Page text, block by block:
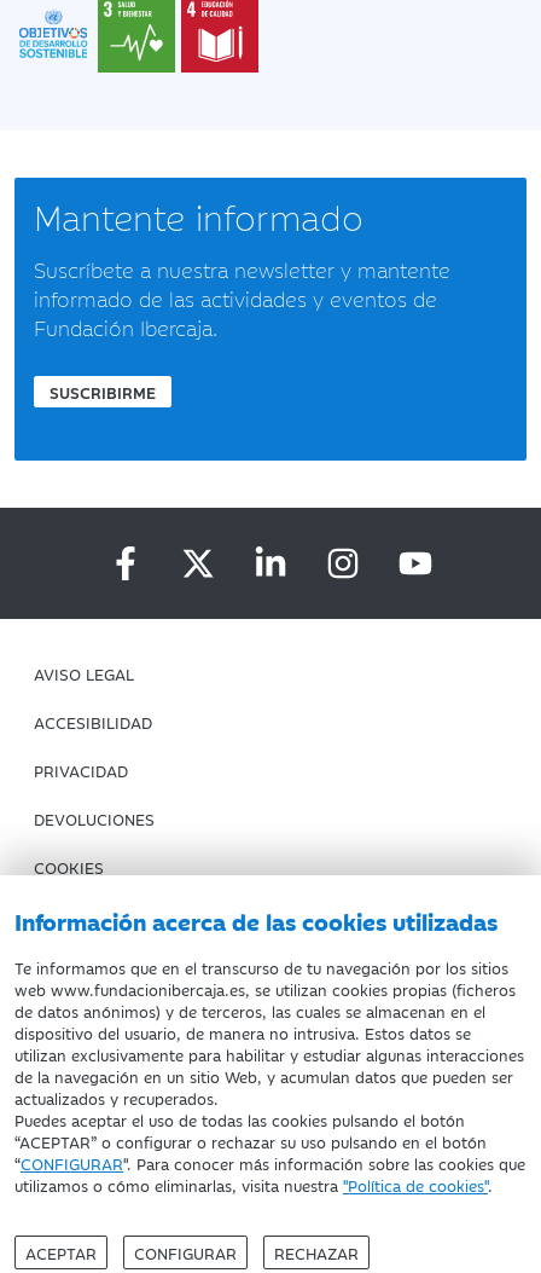
Información acerca de las cookies utilizadas
Te informamos que en el transcurso de tu navegación por los sitios
web www.fundacionibercaja.es, se utilizan cookies propias (ficheros
de datos anónimos) y de terceros, las cuales se almacenan en el
dispositivo del usuario, de manera no intrusiva. Estos datos se
utilizan exclusivamente para habilitar y estudiar algunas interacciones
de la navegación en un sitio Web, y acumulan datos que pueden ser
actualizados y recuperados.
Puedes aceptar el uso de todas las cookies pulsando el botón
“ACEPTAR” o configurar o rechazar su uso pulsando en el botón
“CONFIGURAR". Para conocer más información sobre las cookies que
utilizamos o cómo eliminarlas, visita nuestra "Política de cookies".
ACEPTAR CONFIGURAR RECHAZAR
Mantente informado
Suscríbete a nuestra newsletter y mantente
informado de las actividades y eventos de
Fundación Ibercaja.
SUSCRIBIRME
AVISO LEGAL
ACCESIBILIDAD
PRIVACIDAD
DEVOLUCIONES
COOKIES
CONDICIONES DE COMPRA
IBERCAJA BANCO
Fundación Bancaria Ibercaja. C.I.F. G-50000652.
Inscrita en el Registro de Fundaciones del Mº de Educación,
Cultura y Deporte con el nº 1689.
Domicilio social: Joaquín Costa, 13. 50001 Zaragoza.